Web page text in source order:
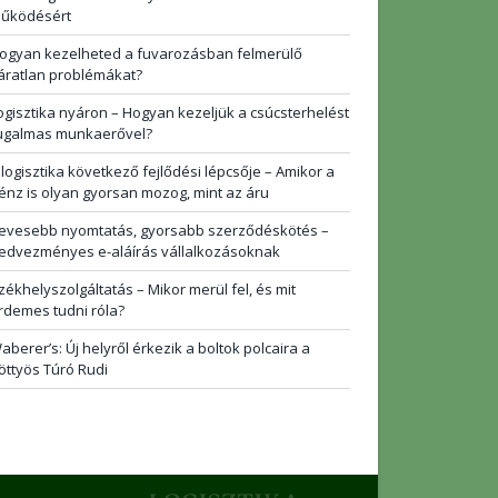
kezelheted a fuvarozásban felmerülő
problémákat?
nyáron – Hogyan kezeljük a csúcsterhelést
munkaerővel?
következő fejlődési lépcsője – Amikor a
is olyan gyorsan mozog, mint az áru
nyomtatás, gyorsabb szerződéskötés –
e-aláírás vállalkozásoknak
– Mikor merül fel, és mit
tudni róla?
Új helyről érkezik a boltok polcaira a
Túró Rudi